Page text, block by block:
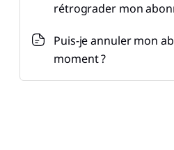
rétrograder mon
Puis-je annuler mon
moment ?